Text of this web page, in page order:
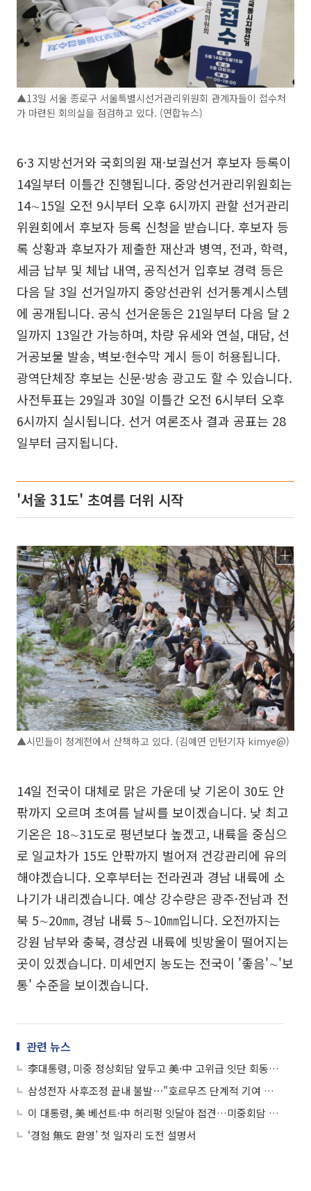
▲13일 서울 종로구 서울특별시선거관리위원회 관계자들이 접수처
가 마련된 회의실을 점검하고 있다. (연합뉴스)
6·3 지방선거와 국회의원 재·보궐선거 후보자 등록이
14일부터 이틀간 진행됩니다. 중앙선거관리위원회는
14∼15일 오전 9시부터 오후 6시까지 관할 선거관리
위원회에서 후보자 등록 신청을 받습니다. 후보자 등
록 상황과 후보자가 제출한 재산과 병역, 전과, 학력,
세금 납부 및 체납 내역, 공직선거 입후보 경력 등은
다음 달 3일 선거일까지 중앙선관위 선거통계시스템
에 공개됩니다. 공식 선거운동은 21일부터 다음 달 2
일까지 13일간 가능하며, 차량 유세와 연설, 대담, 선
거공보물 발송, 벽보·현수막 게시 등이 허용됩니다.
광역단체장 후보는 신문·방송 광고도 할 수 있습니다.
사전투표는 29일과 30일 이틀간 오전 6시부터 오후
6시까지 실시됩니다. 선거 여론조사 결과 공표는 28
일부터 금지됩니다.
'서울 31도' 초여름 더위 시작
▲시민들이 청계천에서 산책하고 있다. (김예연 인턴기자 kimye@)
14일 전국이 대체로 맑은 가운데 낮 기온이 30도 안
팎까지 오르며 초여름 날씨를 보이겠습니다. 낮 최고
기온은 18∼31도로 평년보다 높겠고, 내륙을 중심으
로 일교차가 15도 안팎까지 벌어져 건강관리에 유의
해야겠습니다. 오후부터는 전라권과 경남 내륙에 소
나기가 내리겠습니다. 예상 강수량은 광주·전남과 전
북 5∼20㎜, 경남 내륙 5∼10㎜입니다. 오전까지는
강원 남부와 충북, 경상권 내륙에 빗방울이 떨어지는
곳이 있겠습니다. 미세먼지 농도는 전국이 '좋음'∼'보
통' 수준을 보이겠습니다.
관련 뉴스
李대통령, 미중 정상회담 앞두고 美·中 고위급 잇단 회동⋯"미중 관계 안정적 관리 중요"
삼성전자 사후조정 끝내 불발⋯"호르무즈 단계적 기여 검토" 外
이 대통령, 美 베선트·中 허리펑 잇달아 접견…미중회담 앞두고 정세 논의
‘경험 無도 환영’ 첫 일자리 도전 설명서